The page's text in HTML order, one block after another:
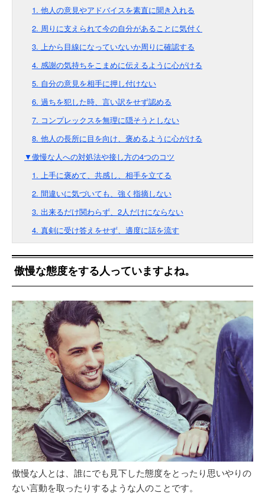
1. 他人の意見やアドバイスを素直に聞き入れる
2. 周りに支えられて今の自分があることに気付く
3. 上から目線になっていないか周りに確認する
4. 感謝の気持ちをこまめに伝えるように心がける
5. 自分の意見を相手に押し付けない
6. 過ちを犯した時、言い訳をせず認める
7. コンプレックスを無理に隠そうとしない
8. 他人の長所に目を向け、褒めるように心がける
▼傲慢な人への対処法や接し方の4つのコツ
1. 上手に褒めて、共感し、相手を立てる
2. 間違いに気づいても、強く指摘しない
3. 出来るだけ関わらず、2人だけにならない
4. 真剣に受け答えをせず、適度に話を流す
傲慢な態度をする人っていますよね。
傲慢な人とは、誰にでも見下した態度をとったり思いやりの
ない言動を取ったりするような人のことです。